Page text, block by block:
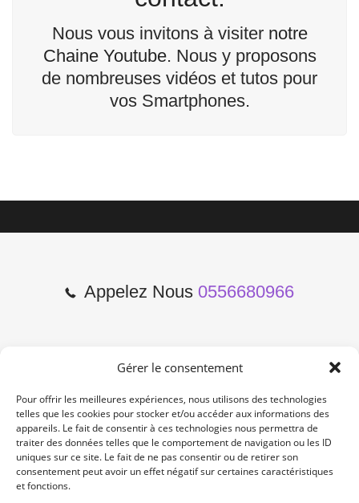
Gérer le consentement
Pour offrir les meilleures expériences, nous utilisons des technologies
telles que les cookies pour stocker et/ou accéder aux informations des
appareils. Le fait de consentir à ces technologies nous permettra de
traiter des données telles que le comportement de navigation ou les ID
uniques sur ce site. Le fait de ne pas consentir ou de retirer son
consentement peut avoir un effet négatif sur certaines caractéristiques
et fonctions.
Nous vous invitons à visiter notre
Chaine Youtube. Nous y proposons
de nombreuses vidéos et tutos pour
vos Smartphones.
Appelez Nous 0556680966
2 Cours de l'Yser 33800
Bordeaux
Lun-Samedi: 10:00 -19:00
Non Stop